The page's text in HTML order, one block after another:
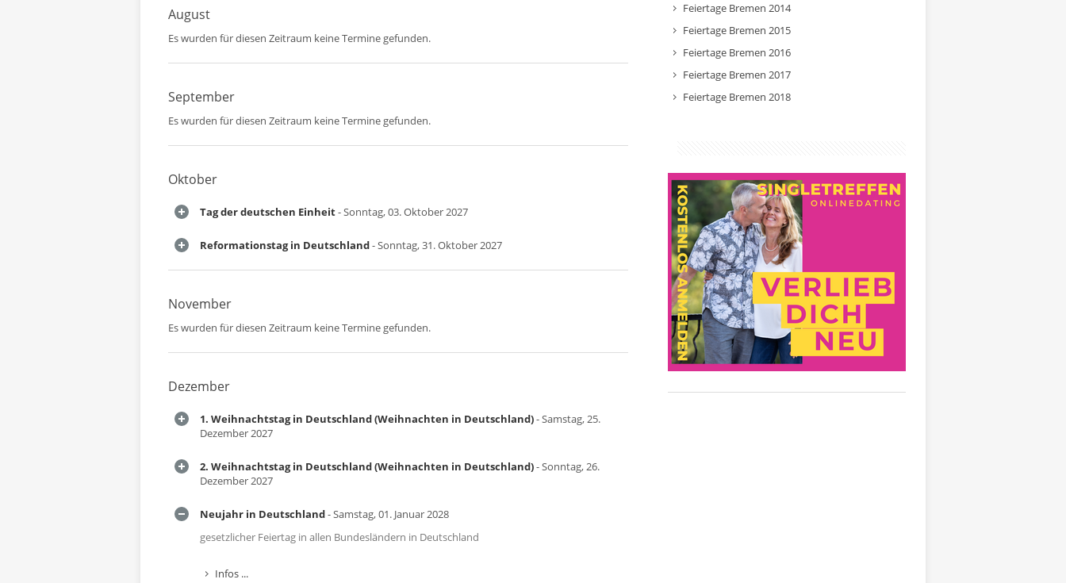
August
Es wurden für diesen Zeitraum keine Termine gefunden.
September
Es wurden für diesen Zeitraum keine Termine gefunden.
Oktober
Tag der deutschen Einheit- Sonntag, 03. Oktober 2027
Reformationstag in Deutschland- Sonntag, 31. Oktober 2027
November
Es wurden für diesen Zeitraum keine Termine gefunden.
Dezember
1. Weihnachtstag in Deutschland (Weihnachten in Deutschland)- Samstag, 25.
Dezember 2027
2. Weihnachtstag in Deutschland (Weihnachten in Deutschland)- Sonntag, 26.
Dezember 2027
Neujahr in Deutschland- Samstag, 01. Januar 2028
gesetzlicher Feiertag in allen Bundesländern in Deutschland
Infos ...
Feiertage Bremen 2014
Feiertage Bremen 2015
Feiertage Bremen 2016
Feiertage Bremen 2017
Feiertage Bremen 2018